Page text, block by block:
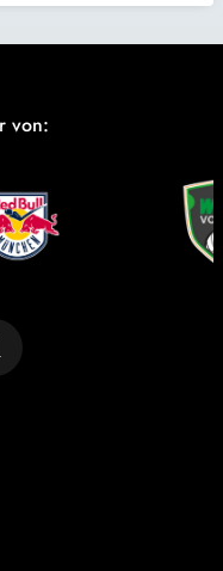
von: